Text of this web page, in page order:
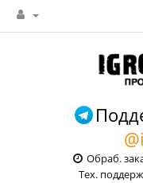
Обраб.
Тех.